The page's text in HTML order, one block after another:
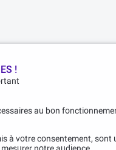
!
au bon
à votre consentement, sont